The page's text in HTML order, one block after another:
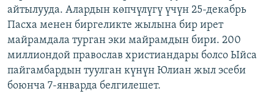
айтылууда. Алардын көпчүлүгү үчүн 25-декабрь
Пасха менен биргеликте жылына бир ирет
майрамдала турган эки майрамдын бири. 200
миллиондой православ христиандары болсо Ыйса
пайгамбардын туулган күнүн Юлиан жыл эсеби
боюнча 7-январда белгилешет.